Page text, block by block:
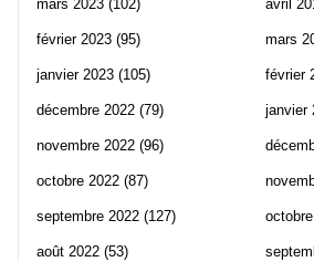
mars 2023 (102)
février 2023 (95)
janvier 2023 (105)
décembre 2022 (79)
novembre 2022 (96)
octobre 2022 (87)
septembre 2022 (127)
août 2022 (53)
avril
mars
février
janvier